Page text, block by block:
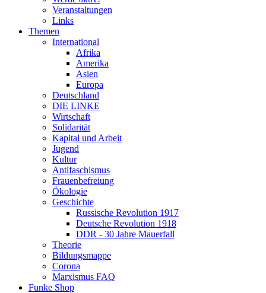
Veranstaltungen
Links
Themen
International
Afrika
Amerika
Asien
Europa
Deutschland
DIE LINKE
Wirtschaft
Solidarität
Kapital und Arbeit
Jugend
Kultur
Antifaschismus
Frauenbefreiung
Ökologie
Geschichte
Russische Revolution 1917
Deutsche Revolution 1918
DDR - 30 Jahre Mauerfall
Theorie
Bildungsmappe
Corona
Marxismus FAQ
Funke Shop